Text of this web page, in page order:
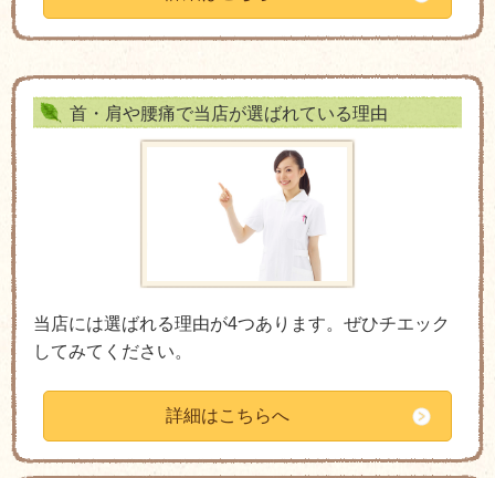
首・肩や腰痛で当店が選ばれている理由
当店には選ばれる理由が4つあります。ぜひチエック
してみてください。
詳細はこちらへ